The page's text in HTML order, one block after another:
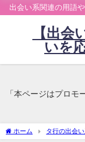
出会い系関連の用語
【出会
いを
「本ページはプロモ
ホーム タ行の出会